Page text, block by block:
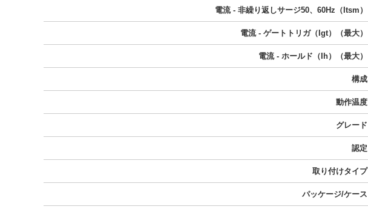
電流 - 非繰り返しサージ50、60Hz（Itsm）
電流 - ゲートトリガ（Igt）（最大）
電流 - ホールド（Ih）（最大）
構成
動作温度
グレード
認定
取り付けタイプ
パッケージ/ケース